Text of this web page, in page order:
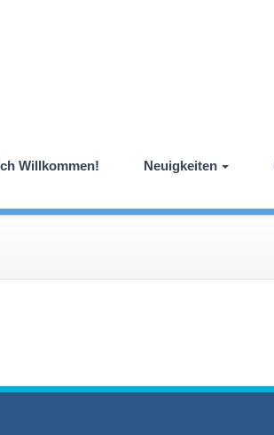
Willkommen! Neuigkeiten